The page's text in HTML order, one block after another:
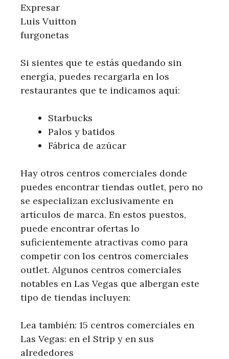
Expresar
Luis Vuitton
furgonetas
Si sientes que te estás quedando sin
energía, puedes recargarla en los
restaurantes que te indicamos aquí:
Starbucks
Palos y batidos
Fábrica de azúcar
Hay otros centros comerciales donde
puedes encontrar tiendas outlet, pero no
se especializan exclusivamente en
artículos de marca. En estos puestos,
puede encontrar ofertas lo
suficientemente atractivas como para
competir con los centros comerciales
outlet. Algunos centros comerciales
notables en Las Vegas que albergan este
tipo de tiendas incluyen:
Lea también: 15 centros comerciales en
Las Vegas: en el Strip y en sus
alrededores